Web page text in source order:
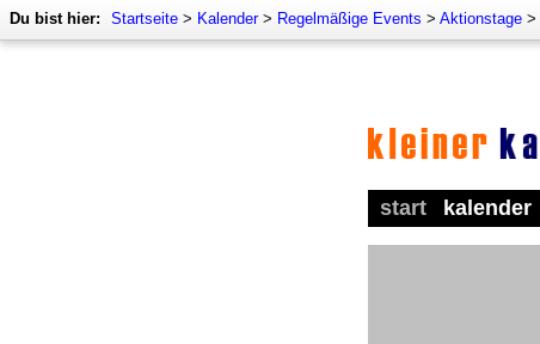
Du bist hier: Startseite > Kalender> Regelmäßige Events > Aktionstage >
start kalender